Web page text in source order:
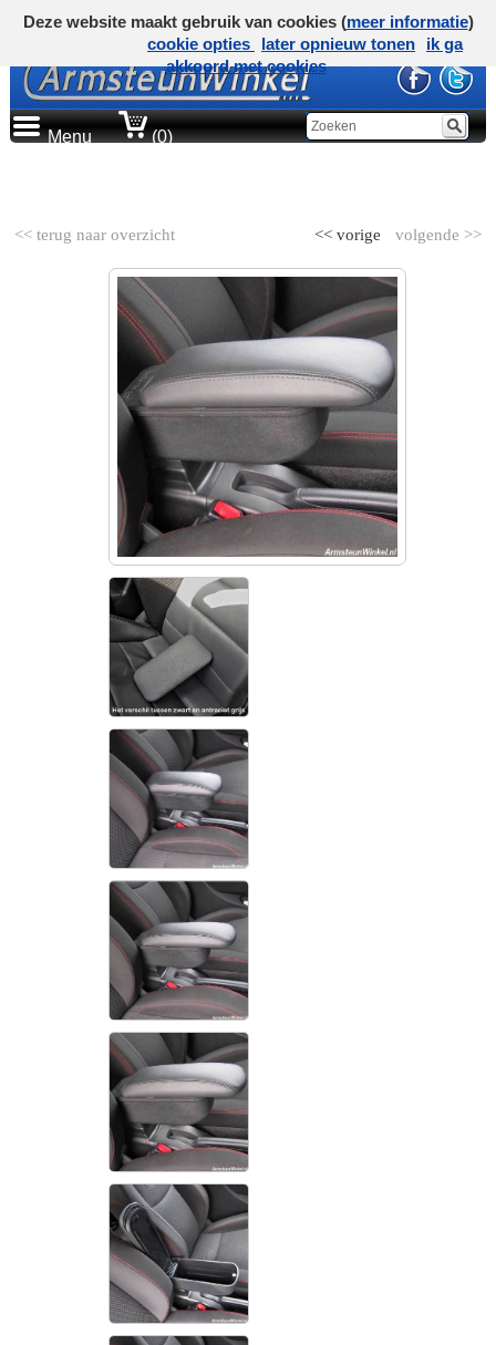
Menu (0)
<< terug naar overzicht volgende >>
<< vorige
Deze website maakt gebruik van cookies (meer informatie)
cookie opties
later opnieuw tonen
ik ga
akkoord met cookies